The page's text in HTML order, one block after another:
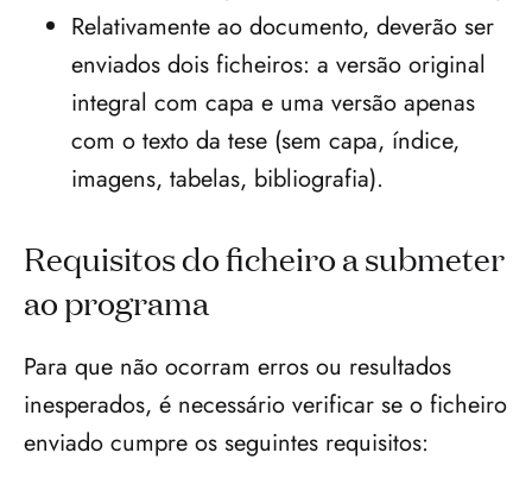
Relativamente ao documento, deverão ser
enviados dois ficheiros: a versão original
integral com capa e uma versão apenas
com o texto da tese (sem capa, índice,
imagens, tabelas, bibliografia).
Requisitos do ficheiro a submeter
ao programa
Para que não ocorram erros ou resultados
inesperados, é necessário verificar se o ficheiro
enviado cumpre os seguintes requisitos: